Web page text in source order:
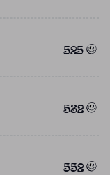
525
532
552